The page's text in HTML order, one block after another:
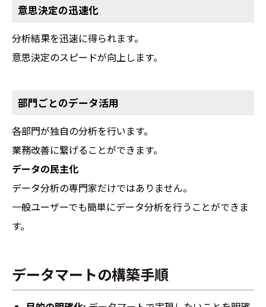
意思決定の迅速化
分析結果を迅速に得られます。
意思決定のスピードが向上します。
部門ごとのデータ活用
各部門が独自の分析を行います。
業務改善に繋げることができます。
データの民主化
データ分析の専門家だけではありません。
一般ユーザーでも簡単にデータ分析を行うことができま
す。
データマートの構築手順